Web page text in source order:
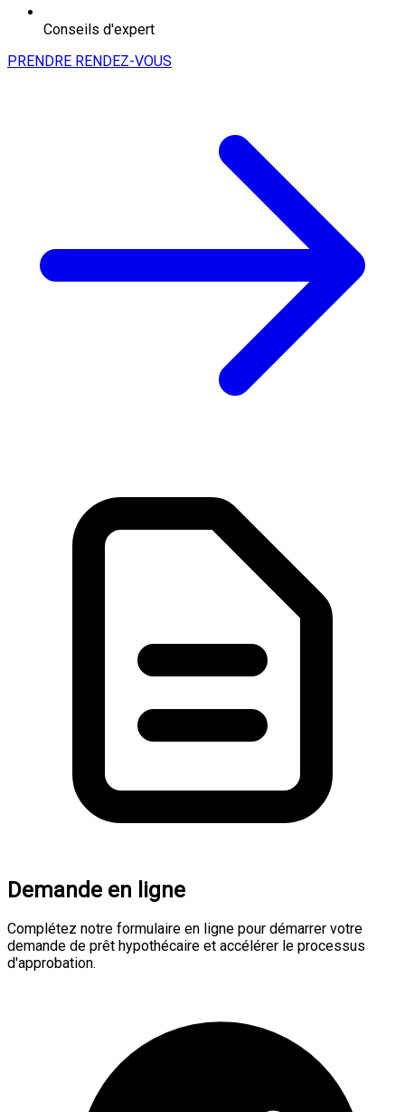
Conseils d'expert
PRENDRE RENDEZ-VOUS
Demande en ligne
Complétez notre formulaire en ligne pour démarrer votre
demande de prêt hypothécaire et accélérer le processus
d'approbation.